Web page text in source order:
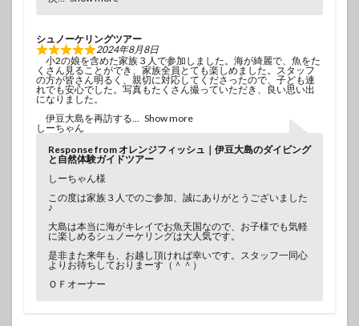
シュノーケリングツアー
2024年8月8日
小2の娘を含めた家族３人で参加しました。海が綺麗で、魚をた
くさん見ることができ、家族全員とても楽しめました。スタッフ
の方が皆さん明るく、親切に対応してくださったので、子ども連
れでも安心でした。写真もたくさん撮っていただき、良い思い出
になりました。
伊豆大島を再訪する
Show more
しーちゃん
Response from オレンジフィッシュ｜伊豆大島のダイビング
と自然体験ガイドツアー
しーちゃん様
この度は家族３人でのご参加、誠にありがとうございました
♪
大島は本当に海がキレイでお魚天国なので、お子様でも気軽
に楽しめるシュノーケリングは大人気です。
是非また来年も、お越し頂ければ幸いです。スタッフ一同心
よりお待ちしておりまーす（＾＾）
ＯＦオーナー